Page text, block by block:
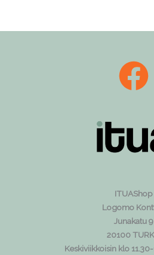
ITUAShop
Logomo
Junakatu 9
20100
Keskiviikkoisin klo